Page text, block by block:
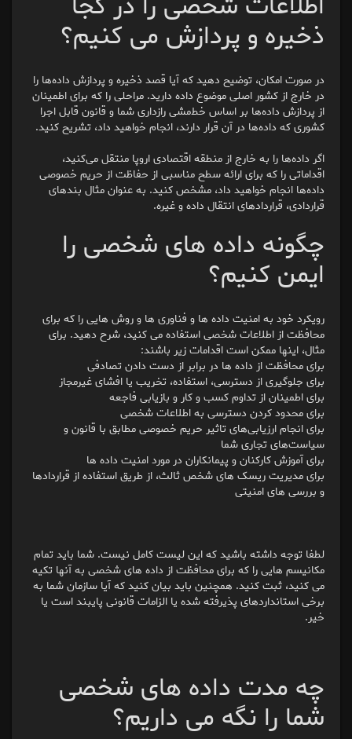
ذخیره و پردازش می کنیم؟
در صورت امکان، توضیح دهید که آیا قصد ذخیره و پردازش داده‌ها را
در خارج از کشور اصلی موضوع داده دارید. مراحلی را که برای اطمینان
از پردازش داده‌ها بر اساس خط‌مشی رازداری شما و قانون قابل اجرا
کشوری که داده‌ها در آن قرار دارند، انجام خواهید داد، تشریح کنید.
اگر داده‌ها را به خارج از منطقه اقتصادی اروپا منتقل می‌کنید،
اقداماتی را که برای ارائه سطح مناسبی از حفاظت از حریم خصوصی
داده‌ها انجام خواهید داد، مشخص کنید. به عنوان مثال بندهای
قراردادی، قراردادهای انتقال داده و غیره.
چگونه داده های شخصی را
ایمن کنیم؟
رویکرد خود به امنیت داده ها و فناوری ها و روش هایی را که برای
محافظت از اطلاعات شخصی استفاده می کنید، شرح دهید. برای
مثال، اینها ممکن است اقدامات زیر باشند:
برای محافظت از داده ها در برابر از دست دادن تصادفی
برای جلوگیری از دسترسی، استفاده، تخریب یا افشای غیرمجاز
برای اطمینان از تداوم کسب و کار و بازیابی فاجعه
برای محدود کردن دسترسی به اطلاعات شخصی
برای انجام ارزیابی‌های تاثیر حریم خصوصی مطابق با قانون و
سیاست‌های تجاری شما
برای آموزش کارکنان و پیمانکاران در مورد امنیت داده ها
برای مدیریت ریسک های شخص ثالث، از طریق استفاده از قراردادها
و بررسی های امنیتی
لطفا توجه داشته باشید که این لیست کامل نیست. شما باید تمام
مکانیسم هایی را که برای محافظت از داده های شخصی به آنها تکیه
می کنید، ثبت کنید. همچنین باید بیان کنید که آیا سازمان شما به
برخی استانداردهای پذیرفته شده یا الزامات قانونی پایبند است یا
خیر.
چه مدت داده های شخصی
شما را نگه می داریم؟